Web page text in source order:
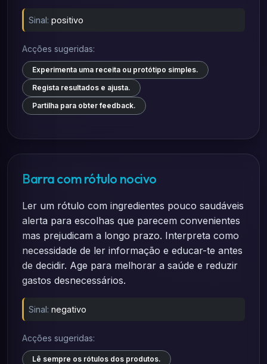
Sinal: positivo
Acções sugeridas:
Experimenta uma receita ou protótipo simples.
Regista resultados e ajusta.
Partilha para obter feedback.
Barra com rótulo nocivo
Ler um rótulo com ingredientes pouco saudáveis
alerta para escolhas que parecem convenientes
mas prejudicam a longo prazo. Interpreta como
necessidade de ler informação e educar-te antes
de decidir. Age para melhorar a saúde e reduzir
gastos desnecessários.
Sinal: negativo
Acções sugeridas:
Lê sempre os rótulos dos produtos.